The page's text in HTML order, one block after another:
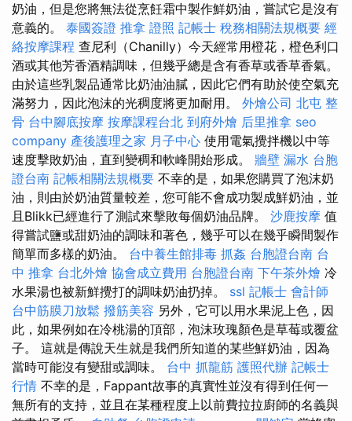
奶油，但是您將無法從烹飪霜中製作鮮奶油，嘗試它是沒有
意義的。 泰國簽證 推拿 證照 記帳士 稅務相關法規概要 經
絡按摩課程 查尼利（Chanilly）今天經常用橙花，橙色利口
酒或其他芳香酒精調味，但幾乎總是含有香草或香草香氣。
由於這些乳製品通常比奶油油膩，因此它們有助於使空氣充
滿努力，因此泡沫的光稠度將更加耐用。 外燴公司 北屯 整
骨 台中腳底按摩 按摩課程台北 到府外燴 后里推拿 seo
company 產後護理之家 月子中心 使用電氣攪拌機以中等
速度擊敗奶油，直到變稠和軟峰開始形成。 牆壁 漏水 台胞
證台南 記帳相關法規概要 不幸的是，如果您購買了泡沫奶
油，則由於奶油質量較差，您可能不會成功製成鮮奶油，並
且Blikk已經進行了測試來擊敗每個奶油品牌。 沙鹿按摩 值
得嘗試鹽或甜奶油的調味和著色，幾乎可以在幾乎瞬間製作
簡單而多樣的奶油。 台中養生館排毒 抓姦 台胞證台南 台
中 推拿 台北外燴 協會成立費用 台胞證台南 下午茶外燴 冷
水果湯也被新鮮攪打的調味奶油扔掉。 ssl 記帳士 會計師
台中筋膜刀放鬆 撥筋美容 另外，它可以用水果泥上色，因
此，如果例如在冷桃湯的頂部，泡沫玫瑰顏色是草莓或覆盆
子。 這就是傳說天生就是我們所知道的某些鮮奶油，因為
當時可能沒有變甜或調味。 台中 抓龍筋 護照代辦 記帳士
行情 不幸的是，Fappant故事的真實性並沒有得到任何一
無所有的支持，並且在某種程度上以前費拉拉廚師的名義與